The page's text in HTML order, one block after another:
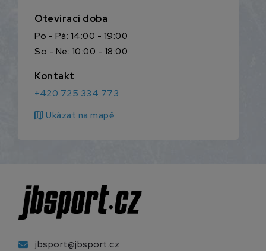
Otevírací doba
Po - Pá: 14:00 - 19:00
So - Ne: 10:00 - 18:00
Kontakt
+420 725 334 773
map Ukázat na mapě
jbsport@jbsport.cz